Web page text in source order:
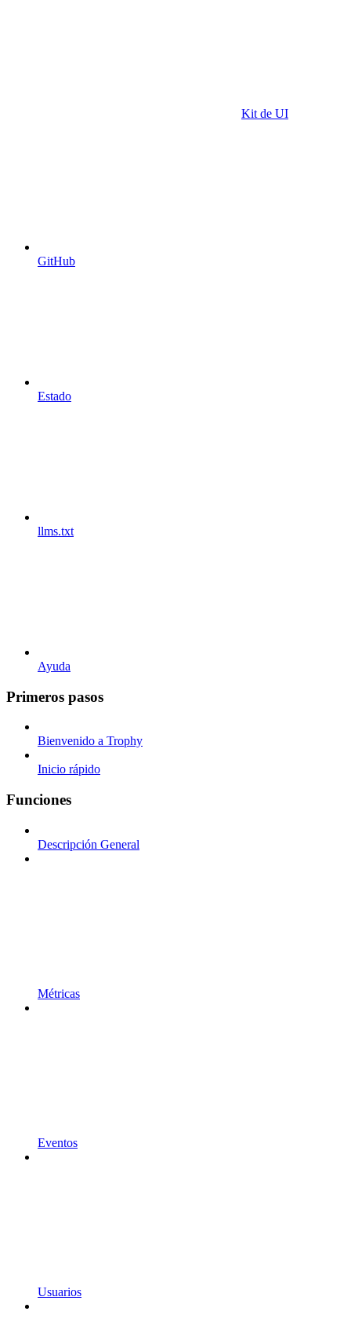
Kit de UI
GitHub
Estado
llms.txt
Ayuda
Primeros pasos
Bienvenido a Trophy
Inicio rápido
Funciones
Descripción General
Métricas
Eventos
Usuarios